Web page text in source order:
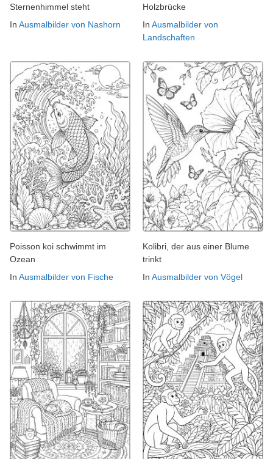
Sternenhimmel steht
In Ausmalbilder von Nashorn
Holzbrücke
In Ausmalbilder von
Landschaften
Poisson koi schwimmt im
Ozean
In Ausmalbilder von Fische
Kolibri, der aus einer Blume
trinkt
In Ausmalbilder von Vögel